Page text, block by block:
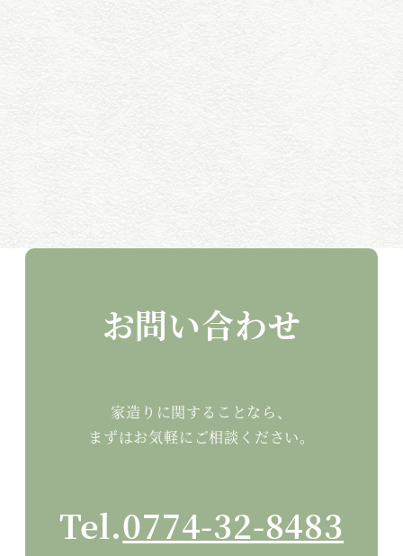
お問い合わせ
家造りに関することなら、
まずはお気軽にご相談ください。
Tel.0774-32-8483